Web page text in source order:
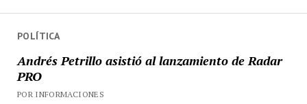
POLÍTICA
Andrés Petrillo asistió al lanzamiento de Radar
PRO
POR INFORMACIONES